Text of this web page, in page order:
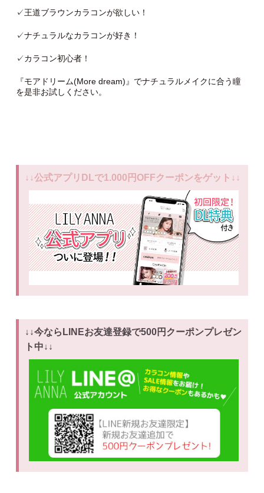
✓王道ブラウンカラコンが欲しい！
✓ナチュラルなカラコンが好き！
✓カラコン初心者！
『モアドリーム(More dream)』でナチュラルメイクに合う瞳
を是非お試しください。
↓↓公式アプリDLで1.000円OFFクーポンをゲット↓↓
↓↓今ならLINEお友達登録で500円クーポンプレゼン
ト中↓↓